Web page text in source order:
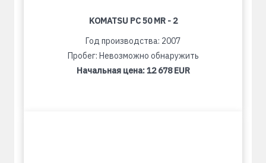
KOMATSU PC 50 MR - 2
Год производства: 2007
Пробег: Невозможно обнаружить
Начальная цена:12 678 EUR